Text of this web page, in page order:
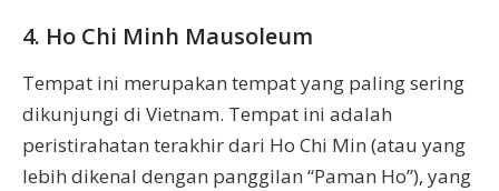
4. Ho Chi Minh Mausoleum
Tempat ini merupakan tempat yang paling sering
dikunjungi di Vietnam. Tempat ini adalah
peristirahatan terakhir dari Ho Chi Min (atau yang
lebih dikenal dengan panggilan “Paman Ho”), yang